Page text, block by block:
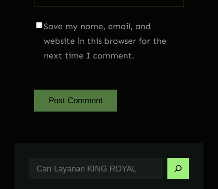
Save my name, email, and
website in this browser for the
next time I comment.